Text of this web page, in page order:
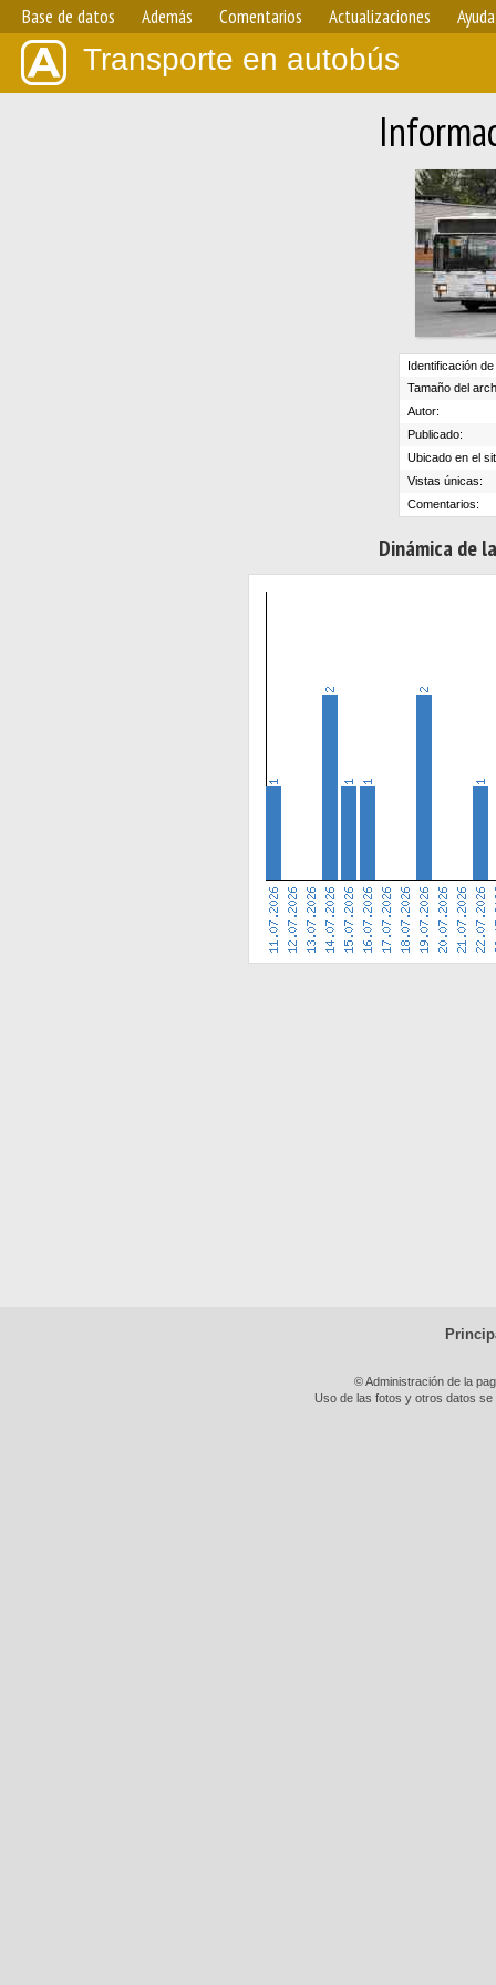
Base de datos Además Comentarios Actualizaciones Ayuda
Transporte en autobús
Identificación
Tamaño del
Autor:
Publicado:
Ubicado en el
Vistas únicas:
Comentarios:
Dinámica de
© Administración de la
Uso de las fotos y otros datos